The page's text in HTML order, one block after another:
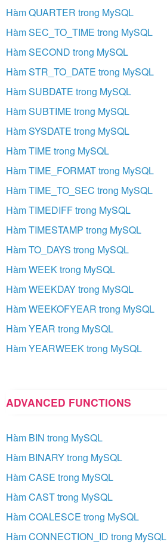
Hàm QUARTER trong MySQL
Hàm SEC_TO_TIME trong MySQL
Hàm SECOND trong MySQL
Hàm STR_TO_DATE trong MySQL
Hàm SUBDATE trong MySQL
Hàm SUBTIME trong MySQL
Hàm SYSDATE trong MySQL
Hàm TIME trong MySQL
Hàm TIME_FORMAT trong MySQL
Hàm TIME_TO_SEC trong MySQL
Hàm TIMEDIFF trong MySQL
Hàm TIMESTAMP trong MySQL
Hàm TO_DAYS trong MySQL
Hàm WEEK trong MySQL
Hàm WEEKDAY trong MySQL
Hàm WEEKOFYEAR trong MySQL
Hàm YEAR trong MySQL
Hàm YEARWEEK trong MySQL
ADVANCED FUNCTIONS
Hàm BIN trong MySQL
Hàm BINARY trong MySQL
Hàm CASE trong MySQL
Hàm CAST trong MySQL
Hàm COALESCE trong MySQL
Hàm CONNECTION_ID trong MySQL